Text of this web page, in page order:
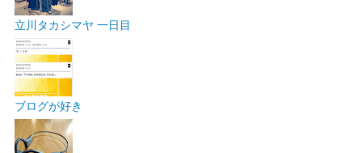
立川タカシマヤ 一日目
ブログが好き